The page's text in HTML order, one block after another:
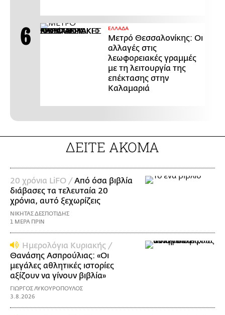
ΕΛΛΑΔΑ
Μετρό Θεσσαλονίκης: Οι
αλλαγές στις
λεωφορειακές γραμμές
με τη λειτουργία της
επέκτασης στην
Καλαμαριά
ΔΕΙΤΕ ΑΚΟΜΑ
20 χρόνια LiFO /Από όσα βιβλία
διάβασες τα τελευταία 20
χρόνια, αυτό ξεχωρίζεις
ΝΙΚΗΤΑΣ ΔΕΣΠΟΤΙΔΗΣ
1 ΜΕΡΑ ΠΡΙΝ
Ημερολόγια Κυριακής /
Θανάσης Ασπρούλιας: «Οι
μεγάλες αθλητικές ιστορίες
αξίζουν να γίνουν βιβλία»
ΓΙΩΡΓΟΣ ΛΥΚΟΥΡΟΠΟΥΛΟΣ
3.8.2026